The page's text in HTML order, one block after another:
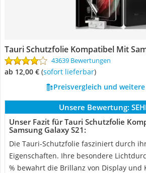
Tauri Schutzfolie Kompatibel Mit
43639 Bewertungen
ab 12,00 € ( Sofort lieferbar)
Preisvergleich und
Unsere Bewertung:
Unser Fazit für Tauri Schutzfolie
Samsung Galaxy S21:
Die Tauri-Schutzfolie fasziniert durch
Eigenschaften. Ihre besondere
% bewahrt die Brillanz von Display und